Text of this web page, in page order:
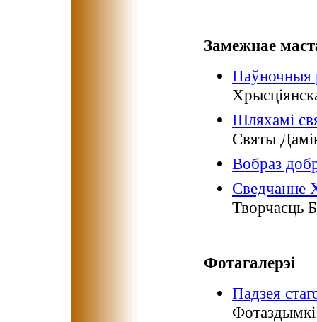
Замежнае
Паўночныя
Шляхамі
Святы
Вобраз
Сведчанне
Творчасць
Фотагалерэі
Падзея